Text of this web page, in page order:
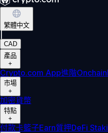
繁體中文
CAD
產品
+
Crypto.com App進階Onchain
市場
+
加密貨幣
特點
+
付款卡籃子Earn質押DeFi